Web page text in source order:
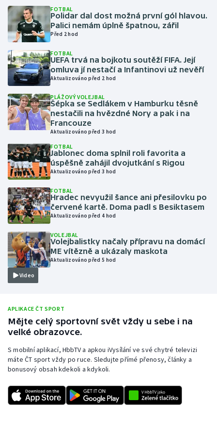
Házená
Jezdectví
Judo
Krasobruslení
Lezení
Lyže a snowboard
Moderní pětiboj
Motorsport
Olympijské hry
Plavání
Plážový volejbal
Rychlobruslení
Rychlostní kanoistika
Short track
Sportovní střelba
FOTBAL
Polidar dal dost možná první gól hlavou.
Palici nemám úplně špatnou, zářil
Před 2 hod
FOTBAL
UEFA trvá na bojkotu soutěží FIFA. Její
omluva jí nestačí a Infantinovi už nevěří
Aktualizováno před 2 hod
PLÁŽOVÝ VOLEJBAL
Šépka se Sedlákem v Hamburku těsně
nestačili na hvězdné Nory a pak i na
Francouze
Aktualizováno před 3 hod
FOTBAL
Jablonec doma splnil roli favorita a
úspěšně zahájil dvojutkání s Rigou
Aktualizováno před 3 hod
FOTBAL
Hradec nevyužil šance ani přesilovku po
červené kartě. Doma padl s Besiktasem
Aktualizováno před 4 hod
Video
VOLEJBAL
Volejbalistky načaly přípravu na domácí
ME vítězně a ukázaly maskota
Aktualizováno před 5 hod
APLIKACE ČT SPORT
Mějte celý sportovní svět vždy u sebe i na
velké obrazovce.
S mobilní aplikací, HbbTV a apkou iVysílání ve své chytré televizi
máte ČT sport vždy po ruce. Sledujte přímé přenosy, články a
bonusový obsah kdekoli a kdykoli.